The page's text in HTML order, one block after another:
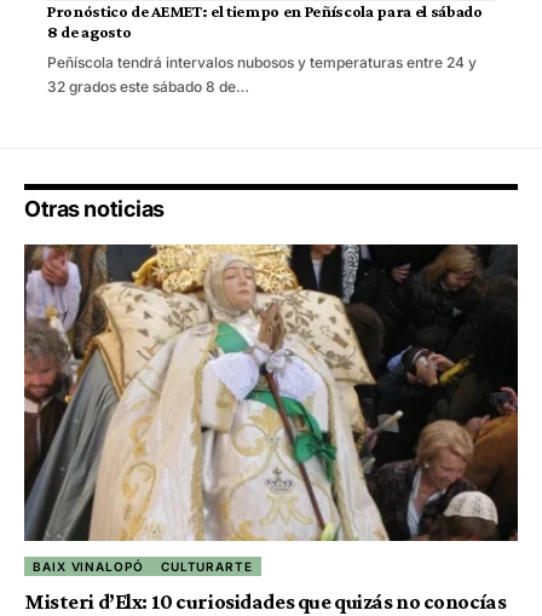
Pronóstico de AEMET: el tiempo en Peñíscola para el sábado
8 de agosto
Peñíscola tendrá intervalos nubosos y temperaturas entre 24 y
32 grados este sábado 8 de…
Otras noticias
BAIX VINALOPÓ CULTURARTE
Misteri d’Elx: 10 curiosidades que quizás no conocías